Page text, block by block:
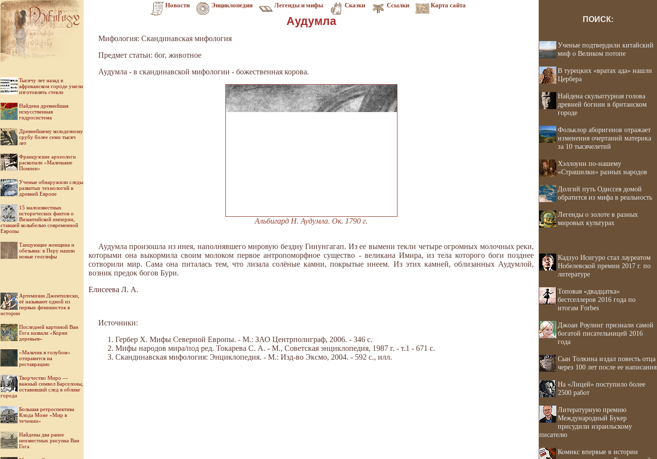
Новости Энциклопедия Легенды и мифы Сказки Ссылки Карта сайта
Тысячу лет назад в
африканском городе умели
изготовлять стекло
Найдена древнейшая
искусственная
гидросистема
Древнейшему колодезному
срубу более семи тысяч
лет
Французские археологи
раскопали «Маленькие
Помпеи»
Ученые обнаружили следы
развитых технологий в
древней Европе
15 малоизвестных
исторических фактов о
Византийской империи,
ставшей колыбелью современной
Европы
Танцующие женщина и
обезьяна: в Перу нашли
новые геоглифы
Артемизии Джентилески,
её называют одной из
первых феминисток в
истории
Последней картиной Ван
Гога назвали «Корни
деревьев»
«Мальчик в голубом»
отправится на
реставрацию
Творчество Миро —
важный символ Барселоны,
оставивший след в облике
города
Большая ретроспектива
Клода Моне «Мир в
течении»
Найдены два ранее
неизвестных рисунка Ван
Гога
Аудумла
Мифология: Скандинавская мифология
Предмет статьи: бог, животное
Аудумла - в скандинавской мифологии - божественная корова.
Альбигард Н. Аудумла. Ок. 1790 г.
Аудумла произошла из инея, наполнявшего мировую бездну Гинунгагап. Из ее вымени текли четыре огромных молочных реки,
которыми она выкормила своим молоком первое антропоморфное существо - великана Имира, из тела которого боги позднее
сотворили мир. Сама она питалась тем, что лизала солёные камни, покрытые инеем. Из этих камней, облизанных Аудумлой,
возник предок богов Бури.
Елисеева Л. А.
Источники:
Гербер Х. Мифы Северной Европы. - М.: ЗАО Центрполиграф, 2006. - 346 с.
Мифы народов мира/под ред. Токарева С. А. - М., Советская энциклопедия, 1987 г. - т.1 - 671 с.
Скандинавская мифология: Энциклопедия. - М.: Изд-во Эксмо, 2004. - 592 с., илл.
ПОИСК:
Ученые подтвердили китайский
миф о Великом потопе
В турецких «вратах ада» нашли
Цербера
Найдена скульптурная голова
древней богини в британском
городе
Фольклор аборигенов отражает
изменения очертаний материка
за 10 тысячелетий
Хэллоуин по-нашему
«Страшилки» разных народов
Долгий путь Одиссея домой
обратится из мифа в реальность
Легенды о золоте в разных
мировых культурах
Кадзуо Исигуро стал лауреатом
Нобелевской премии 2017 г. по
литературе
Топовая «двадцатка»
бестселлеров 2016 года по
итогам Forbes
Джоан Роулинг признали самой
богатой писательницей 2016
года
Сын Толкина издал повесть отца
через 100 лет после ее написания
На «Лицей» поступило более
2500 работ
Литературную премию
Международный Букер
присудили израильскому
писателю
Комикс впервые в истории